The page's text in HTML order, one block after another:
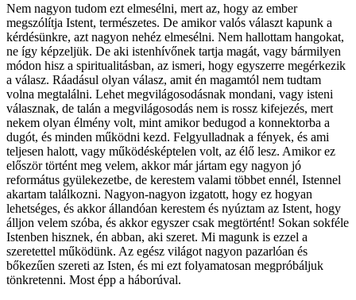
Nem nagyon tudom ezt elmesélni, mert az, hogy az ember
megszólítja Istent, természetes. De amikor valós választ kapunk a
kérdésünkre, azt nagyon nehéz elmesélni. Nem hallottam hangokat,
ne így képzeljük. De aki istenhívőnek tartja magát, vagy bármilyen
módon hisz a spiritualitásban, az ismeri, hogy egyszerre megérkezik
a válasz. Ráadásul olyan válasz, amit én magamtól nem tudtam
volna megtalálni. Lehet megvilágosodásnak mondani, vagy isteni
válasznak, de talán a megvilágosodás nem is rossz kifejezés, mert
nekem olyan élmény volt, mint amikor bedugod a konnektorba a
dugót, és minden működni kezd. Felgyulladnak a fények, és ami
teljesen halott, vagy működésképtelen volt, az élő lesz. Amikor ez
először történt meg velem, akkor már jártam egy nagyon jó
református gyülekezetbe, de kerestem valami többet ennél, Istennel
akartam találkozni. Nagyon-nagyon izgatott, hogy ez hogyan
lehetséges, és akkor állandóan kerestem és nyúztam az Istent, hogy
álljon velem szóba, és akkor egyszer csak megtörtént! Sokan sokféle
Istenben hisznek, én abban, aki szeret. Mi magunk is ezzel a
szeretettel működünk. Az egész világot nagyon pazarlóan és
bőkezűen szereti az Isten, és mi ezt folyamatosan megpróbáljuk
tönkretenni. Most épp a háborúval.